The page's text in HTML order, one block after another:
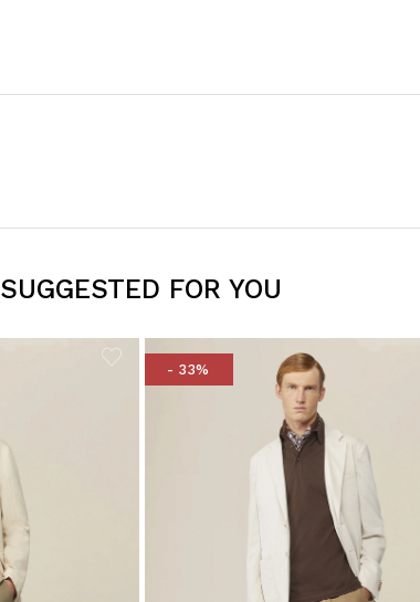
SUGGESTED FOR YOU
- 33%